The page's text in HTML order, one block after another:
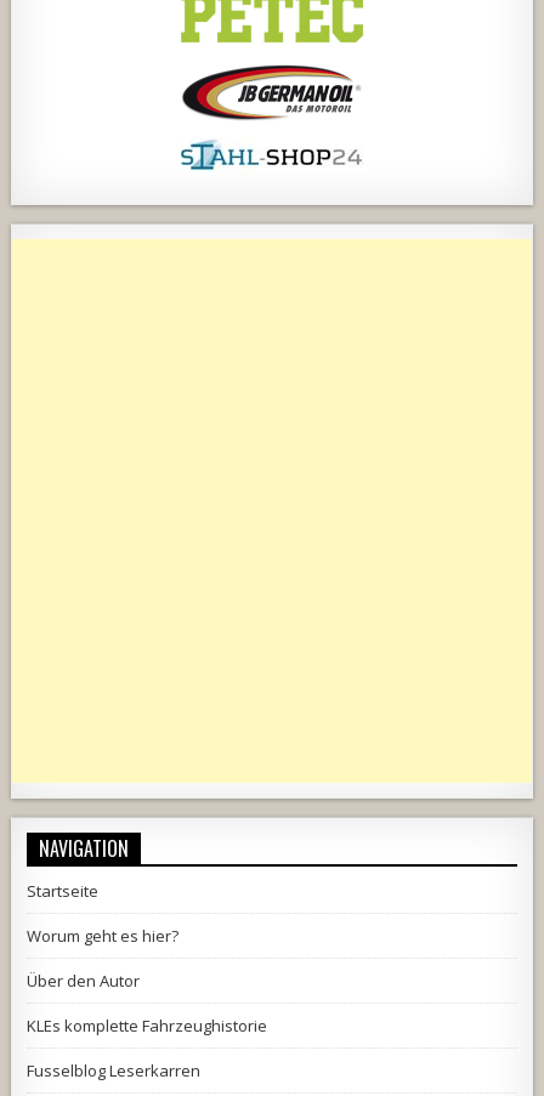
NAVIGATION
Startseite
Worum geht es hier?
Über den Autor
KLEs komplette Fahrzeughistorie
Fusselblog Leserkarren